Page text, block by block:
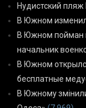
Нудистский
В Южном
В Южном пойман
начальник
В Южном
бесплатные
В Южному